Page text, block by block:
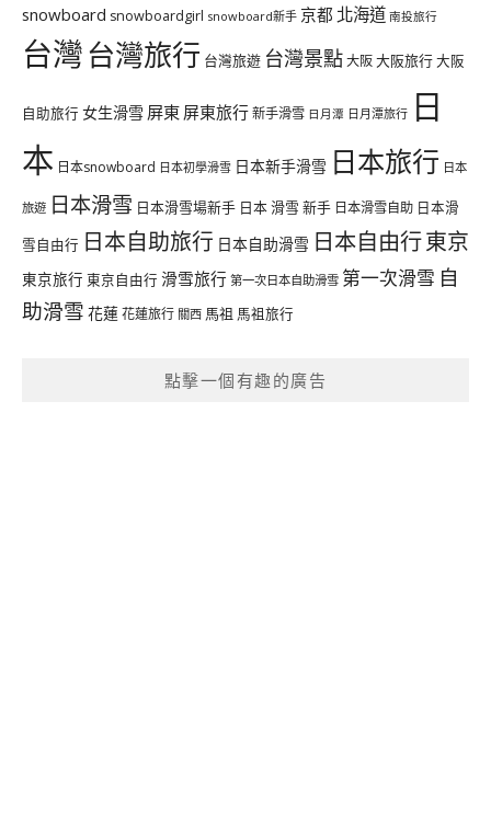
snowboard snowboardgirl snowboard新手 京都 北海道 南投旅行
台灣台灣旅行 台灣旅遊 台灣景點大阪大阪旅行大阪
自助旅行 女生滑雪 屏東 屏東旅行新手滑雪 日月潭 日月潭旅行 日
本 日本snowboard 日本初學滑雪 日本新手滑雪 日本旅行 日本
旅遊 日本滑雪 日本滑雪場新手 日本 滑雪 新手 日本滑雪自助 日本滑
雪自由行 日本自助旅行 日本自助滑雪 日本自由行東京
東京旅行 東京自由行 滑雪旅行 第一次日本自助滑雪 第一次滑雪 自
助滑雪 花蓮花蓮旅行 關西 馬祖 馬祖旅行
點擊一個有趣的廣告